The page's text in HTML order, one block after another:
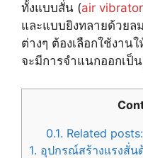
ทั้งแบบสั่น (air vibrator
และแบบยิงทลายด้วยล
ต่างๆ ต้องเลือกใช้งาน
จะมีการจำแนกออกเป็
0.1. Related posts:
1. อุปกรณ์สร้างแรงสั่น